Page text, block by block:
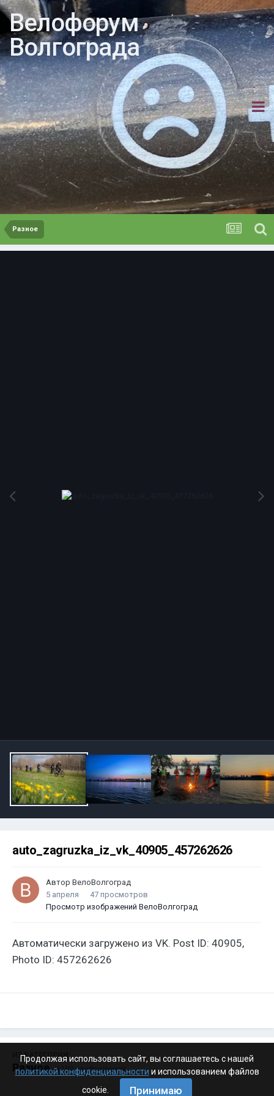
Велофорум
Волгограда
Разное
auto_zagruzka_iz_vk_40905_457262626
Автор ВелоВолгоград
5 апреля
47 просмотров
Просмотр изображений ВелоВолгоград
Автоматически загружено из VK. Post ID: 40905,
Photo ID: 457262626
ИЗ КАТЕГОРИИ:
Разное · 4 199 изображений
Продолжая использовать сайт, вы соглашаетесь с нашей
политикой конфиденциальности и использованием файлов
cookie.
Принимаю